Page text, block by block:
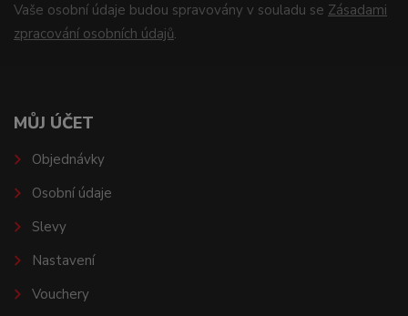
Vaše osobní údaje budou spravovány v souladu se Zásadami
zpracování osobních údajů.
MŮJ ÚČET
Objednávky
Osobní údaje
Slevy
Nastavení
Vouchery